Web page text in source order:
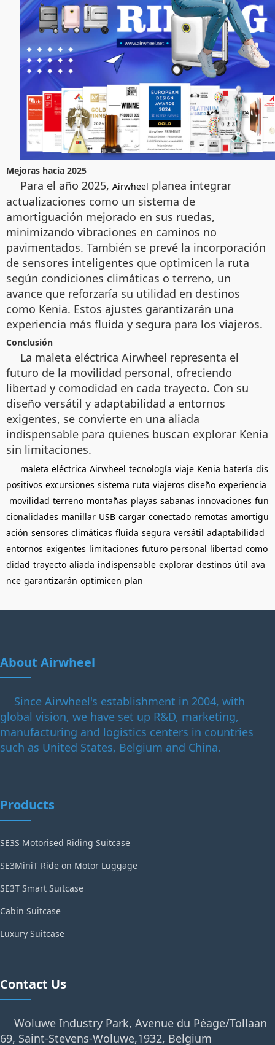
Mejoras hacia 2025
Para el año 2025, Airwheel planea integrar
actualizaciones como un sistema de
amortiguación mejorado en sus ruedas,
minimizando vibraciones en caminos no
pavimentados. También se prevé la incorporación
de sensores inteligentes que optimicen la ruta
según condiciones climáticas o terreno, un
avance que reforzaría su utilidad en destinos
como Kenia. Estos ajustes garantizarán una
experiencia más fluida y segura para los viajeros.
Conclusión
La maleta eléctrica Airwheel representa el
futuro de la movilidad personal, ofreciendo
libertad y comodidad en cada trayecto. Con su
diseño versátil y adaptabilidad a entornos
exigentes, se convierte en una aliada
indispensable para quienes buscan explorar Kenia
sin limitaciones.
maleta eléctrica Airwheel tecnología viaje Kenia batería dis
positivos excursiones sistema ruta viajeros diseño experiencia
movilidad terreno montañas playas sabanas innovaciones fun
cionalidades manillar USB cargar conectado remotas amortigu
ación sensores climáticas fluida segura versátil adaptabilidad
entornos exigentes limitaciones futuro personal libertad como
didad trayecto aliada indispensable explorar destinos útil ava
nce garantizarán optimicen plan
About Airwheel
Since Airwheel's establishment in 2004, with
global vision, we have set up R&D, marketing,
manufacturing and logistics centers in countries
such as United States, Belgium and China.
Products
SE3S Motorised Riding Suitcase
SE3MiniT Ride on Motor Luggage
SE3T Smart Suitcase
Cabin Suitcase
Luxury Suitcase
Contact Us
Woluwe Industry Park, Avenue du Péage/Tollaan
69, Saint-Stevens-Woluwe,1932, Belgium